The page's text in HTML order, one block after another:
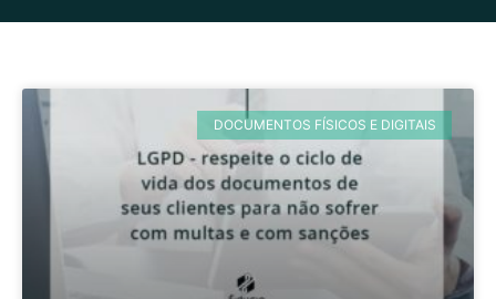
DOCUMENTOS FÍSICOS E DIGITAIS